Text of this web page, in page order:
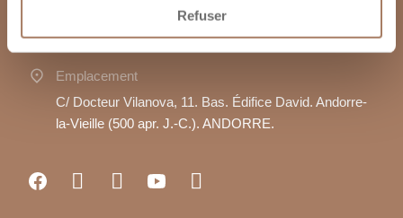
Refuser
info@lavallassociats.com
Emplacement
C/ Docteur Vilanova, 11. Bas. Édifice David. Andorre-
la-Vieille (500 apr. J.-C.). ANDORRE.